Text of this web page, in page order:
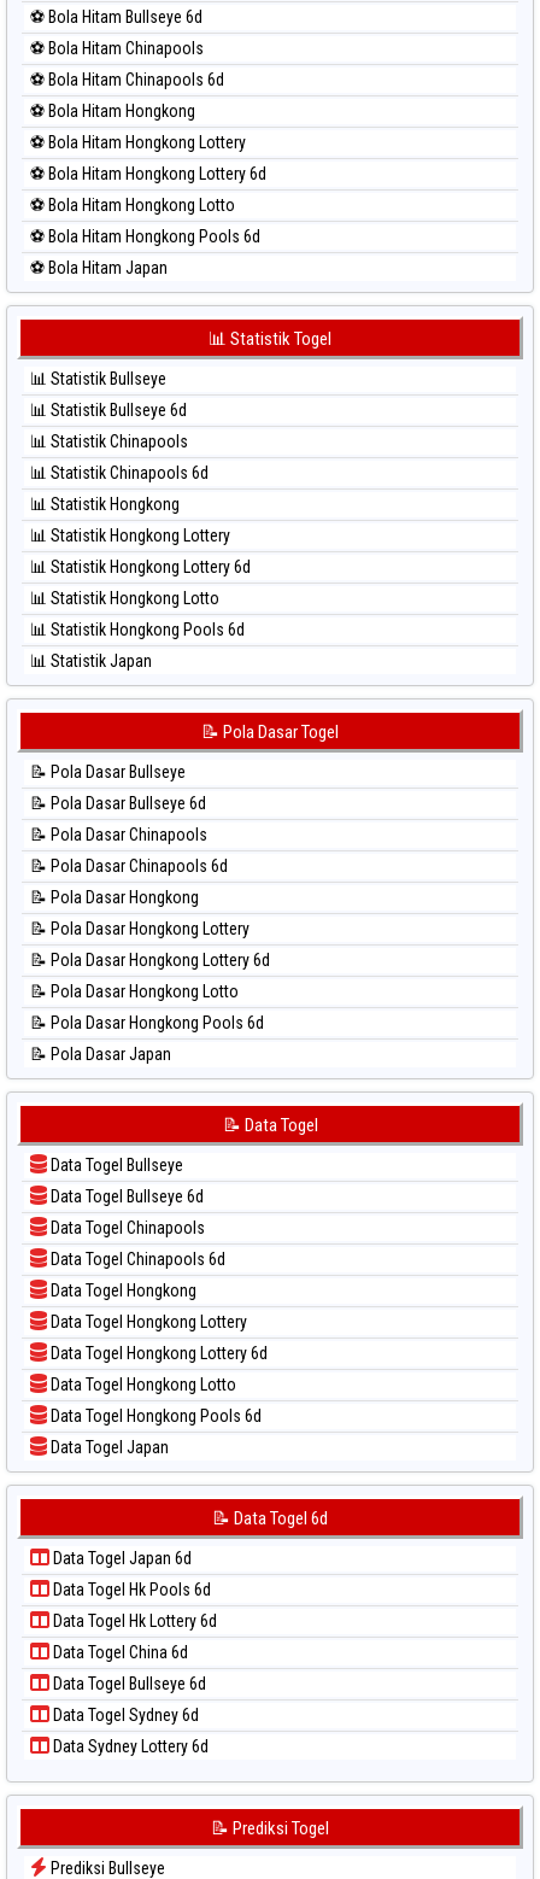
⚽ Bola Merah Nagoya
⚽ Bola Merah North Carolina Day
⚽ Bola Merah Pcso
⚽ Bola Merah Sao Paulo
⚽ Bola Merah Singapore
⚽ Bola Merah Sydney
⚽ Bola Merah Sydney Lottery
⚽ Bola Merah Sydney Lottery 6d
⚽ Bola Merah Sydney Lotto
⚽ Bola Merah Taiwan
⚽ Bola Hitam Bullseye 6d
⚽ Bola Hitam Chinapools
⚽ Bola Hitam Chinapools 6d
⚽ Bola Hitam Hongkong
⚽ Bola Hitam Hongkong Lottery
⚽ Bola Hitam Hongkong Lottery 6d
⚽ Bola Hitam Hongkong Lotto
⚽ Bola Hitam Hongkong Pools 6d
⚽ Bola Hitam Japan
⚽ Bola Hitam Japan 6d
⚽ Bola Hitam Kuda Lari
⚽ Bola Hitam Magnum Cambodia
⚽ Bola Hitam Nagoya
⚽ Bola Hitam North Carolina Day
⚽ Bola Hitam Pcso
⚽ Bola Hitam Sao Paulo
⚽ Bola Hitam Singapore
⚽ Bola Hitam Sydney
⚽ Bola Hitam Sydney Lottery
⚽ Bola Hitam Sydney Lottery 6d
⚽ Bola Hitam Sydney Lotto
⚽ Bola Hitam Taiwan
📊 Statistik Togel
📊 Statistik Bullseye
📊 Statistik Bullseye 6d
📊 Statistik Chinapools
📊 Statistik Chinapools 6d
📊 Statistik Hongkong
📊 Statistik Hongkong Lottery
📊 Statistik Hongkong Lottery 6d
📊 Statistik Hongkong Lotto
📊 Statistik Hongkong Pools 6d
📊 Statistik Japan
📊 Statistik Japan 6d
📊 Statistik Kuda Lari
📊 Statistik Magnum Cambodia
📊 Statistik Nagoya
📊 Statistik New York Midday
📊 Statistik North Carolina Day
📊 Statistik Pcso
📊 Statistik Pennsylvania Day
📊 Statistik Sao Paulo
📊 Statistik Singapore
📊 Statistik Sydney
📊 Statistik Sydney Lottery
📊 Statistik Sydney Pools 6d
📊 Statistik Taipei
📊 Statistik Taiwan
📝 Pola Dasar Togel
📝 Pola Dasar Bullseye
📝 Pola Dasar Bullseye 6d
📝 Pola Dasar Chinapools
📝 Pola Dasar Chinapools 6d
📝 Pola Dasar Hongkong
📝 Pola Dasar Hongkong Lottery
📝 Pola Dasar Hongkong Lottery 6d
📝 Pola Dasar Hongkong Lotto
📝 Pola Dasar Hongkong Pools 6d
📝 Pola Dasar Japan
📝 Pola Dasar Japan 6d
📝 Pola Dasar Kuda Lari
📝 Pola Dasar Magnum Cambodia
📝 Pola Dasar Nagoya
📝 Pola Dasar North Carolina Day
📝 Pola Dasar Pcso
📝 Pola Dasar Sao Paulo
📝 Pola Dasar Singapore
📝 Pola Dasar Sydney
📝 Pola Dasar Sydney Lottery
📝 Pola Dasar Sydney Lottery 6d
📝 Pola Dasar Sydney Lotto
📝 Pola Dasar Taiwan
📝 Data Togel
Data Togel Bullseye
Data Togel Bullseye 6d
Data Togel Chinapools
Data Togel Chinapools 6d
Data Togel Hongkong
Data Togel Hongkong Lottery
Data Togel Hongkong Lottery 6d
Data Togel Hongkong Lotto
Data Togel Hongkong Pools 6d
Data Togel Japan
Data Togel Japan 6d
Data Togel Kuda Lari
Data Togel Magnum Cambodia
Data Togel Nagoya
Data Togel North Carolina Day
Data Togel Pcso
Data Togel Sao Paulo
Data Togel Singapore
Data Togel Sydney
Data Togel Sydney Lottery
Data Togel Sydney Lottery 6d
Data Togel Sydney Lotto
📝 Data Togel 6d
Data Togel Japan 6d
Data Togel Hk Pools 6d
Data Togel Hk Lottery 6d
Data Togel China 6d
Data Togel Bullseye 6d
Data Togel Sydney 6d
Data Sydney Lottery 6d
📝 Prediksi Togel
Prediksi Bullseye